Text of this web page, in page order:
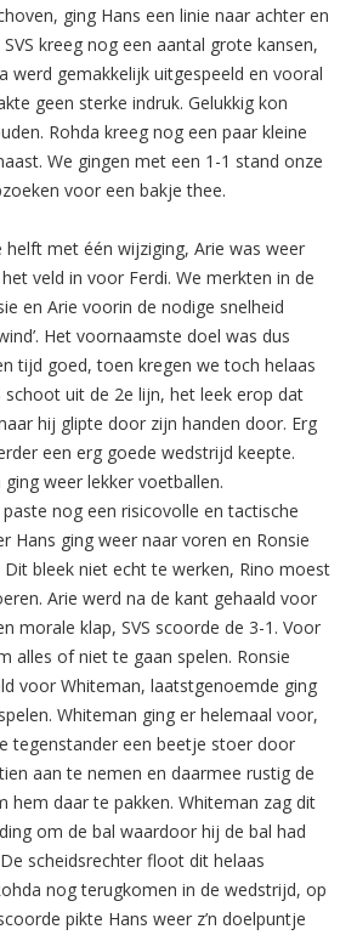
ging Hans een linie naar achter en
kreeg nog een aantal grote kansen,
werd gemakkelijk uitgespeeld en vooral
geen sterke indruk. Gelukkig kon
Rohda kreeg nog een paar kleine
We gingen met een 1-1 stand onze
voor een bakje thee.
met één wijziging, Arie was weer
veld in voor Ferdi. We merkten in de
en Arie voorin de nodige snelheid
Het voornaamste doel was dus
tijd goed, toen kregen we toch helaas
schoot uit de 2e lijn, het leek erop dat
hij glipte door zijn handen door. Erg
een erg goede wedstrijd keepte.
weer lekker voetballen.
nog een risicovolle en tactische
Hans ging weer naar voren en Ronsie
bleek niet echt te werken, Rino moest
Arie werd na de kant gehaald voor
morale klap, SVS scoorde de 3-1. Voor
alles of niet te gaan spelen. Ronsie
voor Whiteman, laatstgenoemde ging
Whiteman ging er helemaal voor,
tegenstander een beetje stoer door
aan te nemen en daarmee rustig de
hem daar te pakken. Whiteman zag dit
om de bal waardoor hij de bal had
scheidsrechter floot dit helaas
nog terugkomen in de wedstrijd, op
pikte Hans weer z’n doelpuntje